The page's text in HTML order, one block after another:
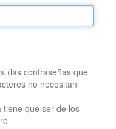
(las contraseñas que
no necesitan
tiene que ser de los